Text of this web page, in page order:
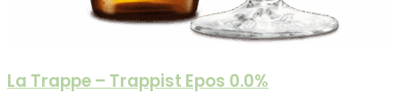
La Trappe – Trappist Epos 0.0%